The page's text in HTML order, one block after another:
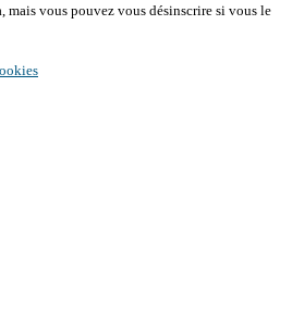
mais vous pouvez vous désinscrire si vous le